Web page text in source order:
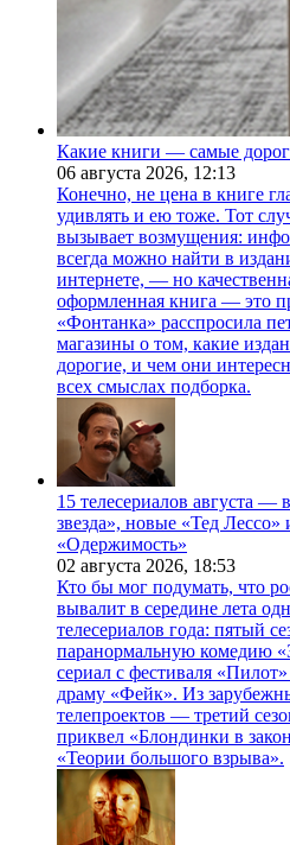
Какие книги — самые
06 августа 2026, 12:13
Конечно, не цена в книге
удивлять и ею тоже. Тот
вызывает возмущения:
всегда можно найти в
интернете, — но
оформленная книга — это
«Фонтанка» расспросила
магазины о том, какие
дорогие, и чем они
всех смыслах подборка.
15 телесериалов августа
звезда», новые «Тед
«Одержимость»
02 августа 2026, 18:53
Кто бы мог подумать, что
вывалит в середине лета
телесериалов года: пятый
паранормальную комедию
сериал с фестиваля
драму «Фейк». Из
телепроектов — третий
приквел «Блондинки в
«Теории большого взрыва».